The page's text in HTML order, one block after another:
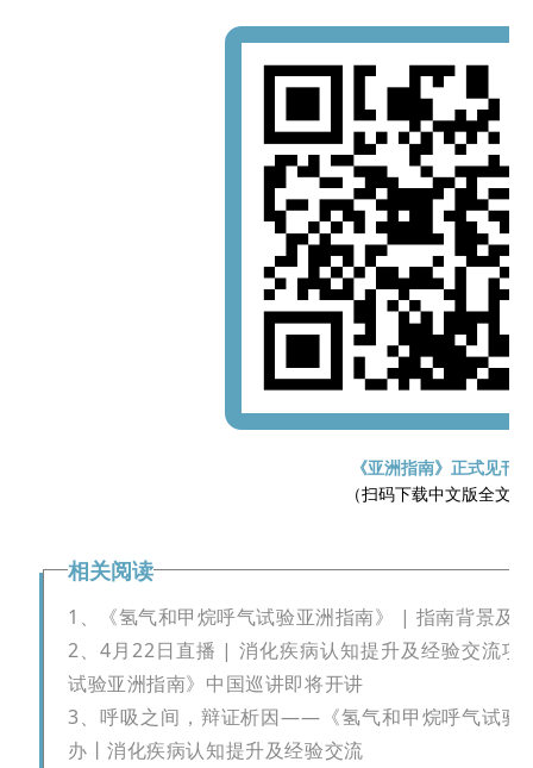
《亚洲指南》正式见刊
（扫码下载中文版全文）
相关阅读
1、《氢气和甲烷呼气试验亚洲指南》 | 指南背景及
2、4月22日直播 | 消化疾病认知提升及经验交流
试验亚洲指南》中国巡讲即将开讲
3、呼吸之间，辩证析因——《氢气和甲烷呼气试验
办丨消化疾病认知提升及经验交流